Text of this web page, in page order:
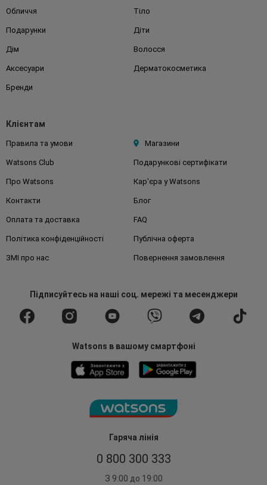
Гаряча лінія
0 800 300 333
З 9:00 до 19:00
Обличчя Тіло
Подарунки Діти
Дім Волосся
Аксесуари Дерматокосметика
Бренди
Клієнтам
Правила та умови Магазини
Watsons Club Подарункові сертифікати
Про Watsons Кар'єра у Watsons
Контакти Блог
Оплата та доставка FAQ
Політика конфіденційності Публічна оферта
ЗМІ про нас Повернення замовлення
Підписуйтесьна наші соц. мережі та месенджери
Watsons в вашому смартфоні